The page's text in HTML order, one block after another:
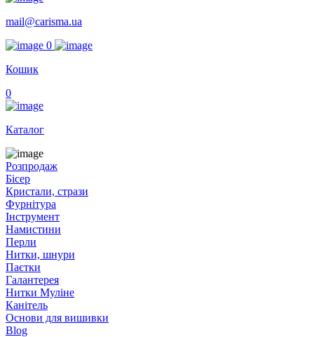
mail@carisma.ua
0
Кошик
0
Каталог
Розпродаж
Бісер
Кристали, стрази
Фурнітура
Інструмент
Намистини
Перли
Нитки, шнури
Паєтки
Галантерея
Нитки Муліне
Канітель
Основи для вишивки
Blog